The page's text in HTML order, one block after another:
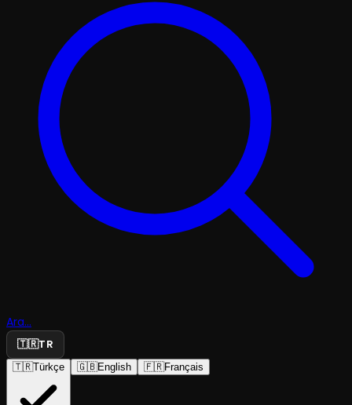
Ara...
🇹🇷TR
🇹🇷Türkçe 🇬🇧English 🇫🇷Français